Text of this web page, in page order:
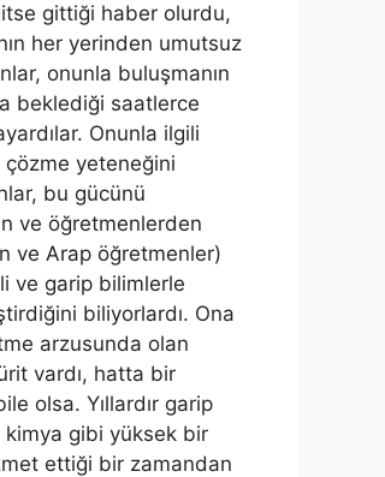
gittiği haber olurdu,
her yerinden umutsuz
onunla buluşmanın
beklediği saatlerce
Onunla ilgili
çözme yeteneğini
bu gücünü
ve öğretmenlerden
ve Arap öğretmenler)
ve garip bilimlerle
biliyorlardı. Ona
arzusunda olan
vardı, hatta bir
olsa. Yıllardır garip
kimya gibi yüksek bir
ettiği bir zamandan